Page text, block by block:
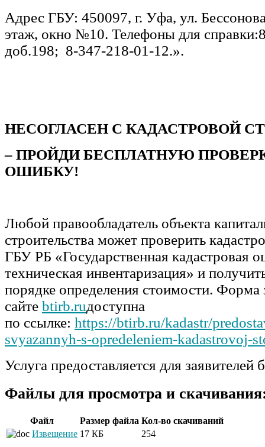
Адрес ГБУ: 450097, г. Уфа, ул.
этаж, окно №10. Телефоны для
доб.198; 8-347-218-01-12.».
НЕСОГЛАСЕН С КАДАСТРОВОЙ
– ПРОЙДИ БЕСПЛАТНУЮ
ОШИБКУ!
Любой правообладатель объекта
строительства может проверить
ГБУ РБ «Государственная кадастровая
техническая инвентаризация» и
порядке определения стоимости. Форма
сайте btirb.ruдоступна для
по ссылке: https://btirb.ru/kadastr/
svyazannyh-s-opredeleniem-kadastrovoj-
Услуга предоставляется для заявителей
Файлы для просмотра и
Файл Размер файла Кол-во скачиваний
Извещение 17 КБ 254